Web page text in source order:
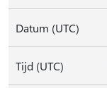
Datum (UTC)
Tijd (UTC)